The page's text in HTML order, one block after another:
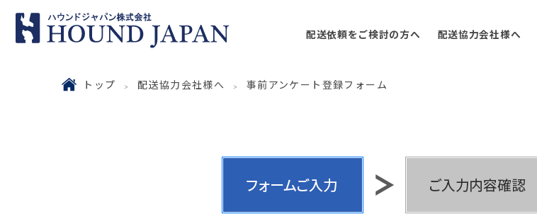
配送依頼をご検討の方へ 配送協力会社様へ
トップ 配送協力会社様へ 事前アンケート登録フォーム